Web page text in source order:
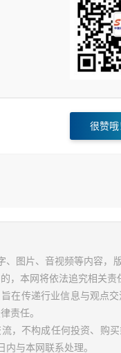
很赞哦
、图片、音视频等内容
，本网将依法追究相关责
在传递行业信息与观点
责任。
，不构成任何投资、购
与本网联系处理。